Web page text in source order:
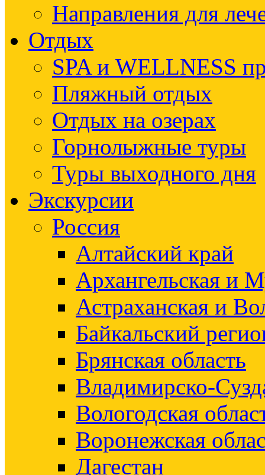
Направления для
Отдых
SPA и WELLNESS
Пляжный отдых
Отдых на озерах
Горнолыжные туры
Туры выходного дня
Экскурсии
Россия
Алтайский край
Архангельская и
Астраханская и
Байкальский
Брянская область
Владимирско-
Вологодская
Воронежская
Дагестан